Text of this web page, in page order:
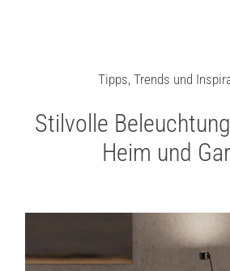
Tipps, Trends und
Stilvolle
Heim und